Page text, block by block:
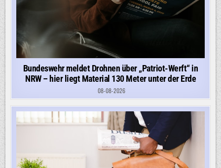
Bundeswehr meldet Drohnen über „Patriot-Werft“ in
NRW – hier liegt Material 130 Meter unter der Erde
08-08-2026